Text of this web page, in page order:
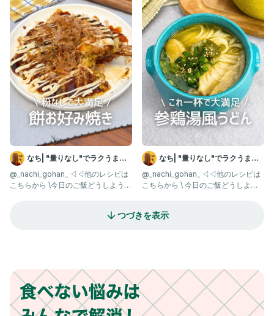
なち| "量りなし"でラクうまご
はん
@_nachi_gohan_ ◁◁他のレシピは
こちらから \今日のご飯どうしよう？
なち| "量りなし"でラクうまご
はん
@_nachi_gohan_ ◁◁他のレシピは
こちらから \ 今日のご飯どうしよ
つづきを表示